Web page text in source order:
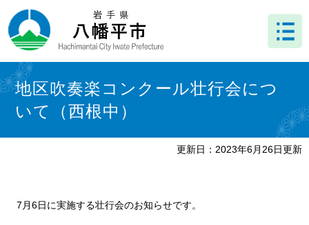
ー
ジ
先
頭
で
ニ
ュ
を
飛
ば
本
文 地区吹奏楽コンクール壮行会につ
いて（西根中）
更新日：2023年6月26日更新
7月6日に実施する壮行会のお知らせです。